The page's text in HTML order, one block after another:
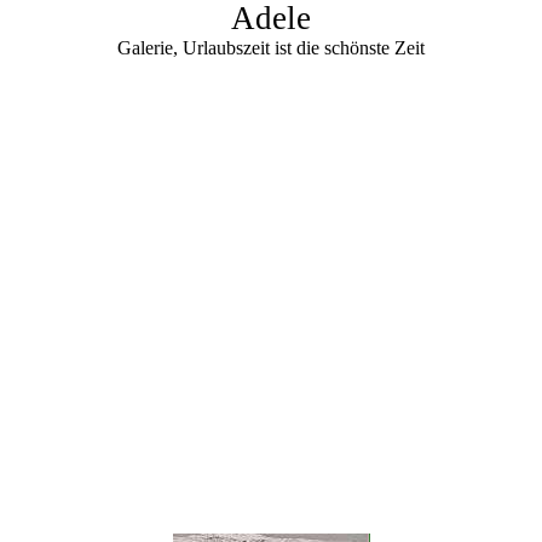
Adele
Galerie, Urlaubszeit ist die schönste Zeit